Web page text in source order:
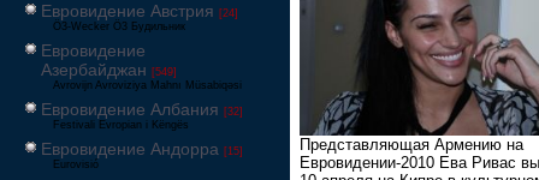
Евровидение Австрия [24]
Ö3-Wecker Ö3 Будильник
Евровидение
Азербайджан [549]
Avrovijn Avroviziya Mahnı Müsabiqəsi
Евровидение Албания [32]
Festivali Evropian i Këngës
Евровидение Андорра [15]
Eurovisió
Представляющая Армению на
Евровидении-2010 Ева Ривас